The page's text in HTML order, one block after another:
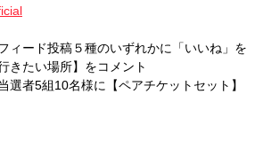
ィード投稿５種のいずれかに「いいね」を
きたい場所】をコメント
者5組10名様に【ペアチケットセット】